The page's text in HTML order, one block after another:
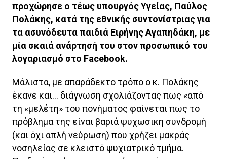
προχώρησε ο τέως υπουργός Υγείας, Παύλος
Πολάκης, κατά της εθνικής συντονίστριας για
τα ασυνόδευτα παιδιά Ειρήνης Αγαπηδάκη, με
μία σκαιά ανάρτησή του στον προσωπικό του
λογαριασμό στο Facebook.
Μάλιστα, με απαράδεκτο τρόπο ο κ. Πολάκης
έκανε και… διάγνωση σχολιάζοντας πως «από
τη «μελέτη» του πονήματος φαίνεται πως το
πρόβλημα της είναι βαριά ψυχωσικη συνδρομή
(και όχι απλή νεύρωση) που χρήζει μακράς
νοσηλείας σε κλειστό ψυχιατρικό τμήμα.